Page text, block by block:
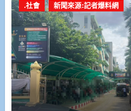
.社會 新聞來源:記者爆料網